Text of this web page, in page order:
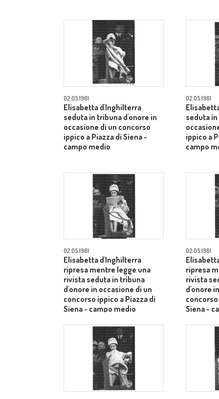
02.05.1961
Elisabetta d'Inghilterra
seduta in tribuna d'onore in
occasione di un concorso
ippico a Piazza di Siena -
campo medio
02.05.1961
seduta
ippico a
campo
02.05.1961
Elisabetta d'Inghilterra
ripresa mentre legge una
rivista seduta in tribuna
d'onore in occasione di un
concorso ippico a Piazza di
Siena - campo medio
02.05.1961
ripresa
rivista
d'onore
Siena -